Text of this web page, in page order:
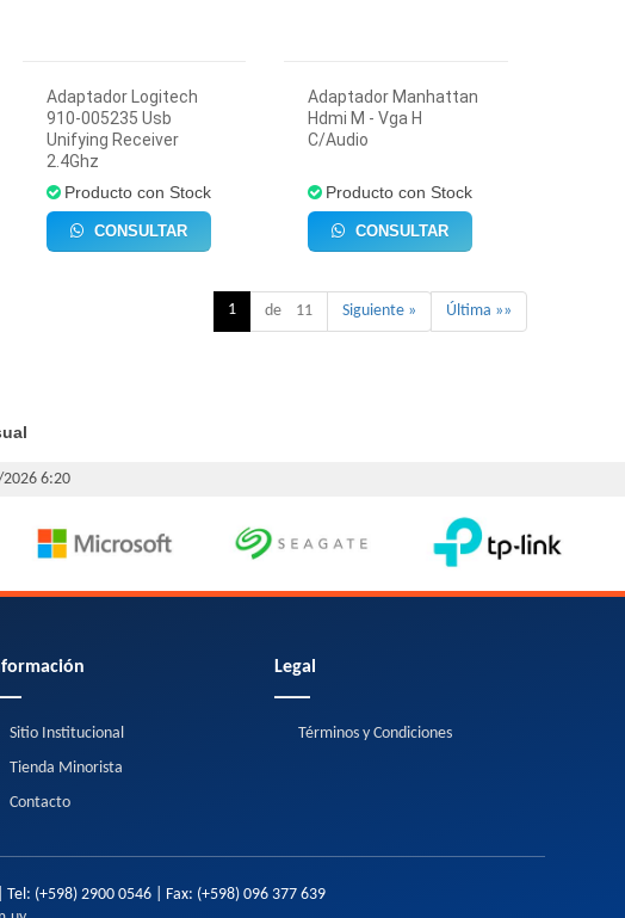
Adaptador Logitech
910-005235 Usb
Unifying Receiver
2.4Ghz
Producto con Stock
CONSULTAR
Adaptador Manhattan
Hdmi M - Vga H
C/Audio
Producto con Stock
CONSULTAR
1 de 11 Siguiente » Última »»
6:20
Sitio Institucional
Tienda Minorista
Contacto
Legal
Términos y Condiciones
Tel: (+598) 2900 0546| Fax: (+598) 096 377 639